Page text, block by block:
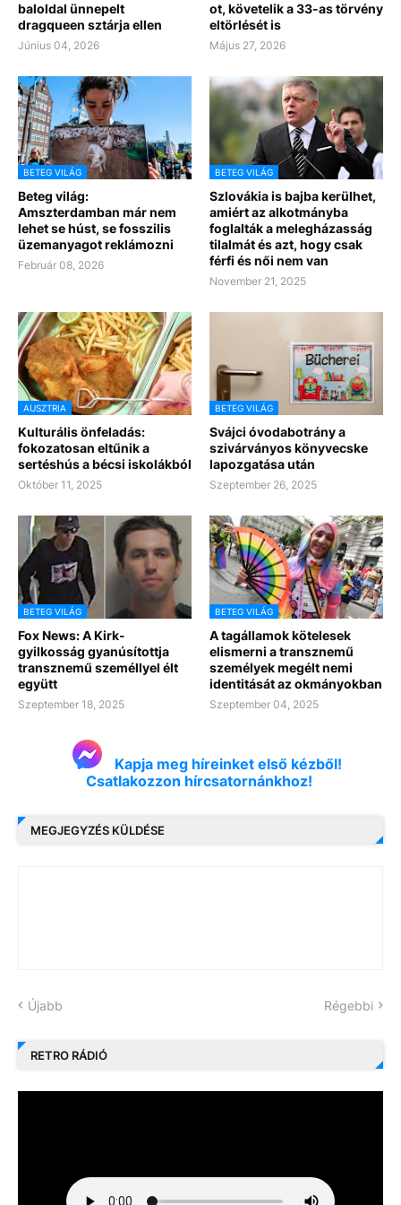
baloldal ünnepelt
dragqueen sztárja ellen
Június 04, 2026
ot, követelik a 33-as törvény
eltörlését is
Május 27, 2026
BETEG VILÁG
Beteg világ:
Amszterdamban már nem
lehet se húst, se fosszilis
üzemanyagot reklámozni
Február 08, 2026
BETEG VILÁG
Szlovákia is bajba kerülhet,
amiért az alkotmányba
foglalták a melegházasság
tilalmát és azt, hogy csak
férfi és női nem van
November 21, 2025
AUSZTRIA
Kulturális önfeladás:
fokozatosan eltűnik a
sertéshús a bécsi iskolákból
Október 11, 2025
BETEG VILÁG
Svájci óvodabotrány a
szivárványos könyvecske
lapozgatása után
Szeptember 26, 2025
BETEG VILÁG
Fox News: A Kirk-
gyilkosság gyanúsítottja
transznemű személlyel élt
együtt
Szeptember 18, 2025
BETEG VILÁG
A tagállamok kötelesek
elismerni a transznemű
személyek megélt nemi
identitását az okmányokban
Szeptember 04, 2025
Kapja meg híreinket első kézből!
Csatlakozzon hírcsatornánkhoz!
MEGJEGYZÉS KÜLDÉSE
Újabb Régebbi
RETRO RÁDIÓ